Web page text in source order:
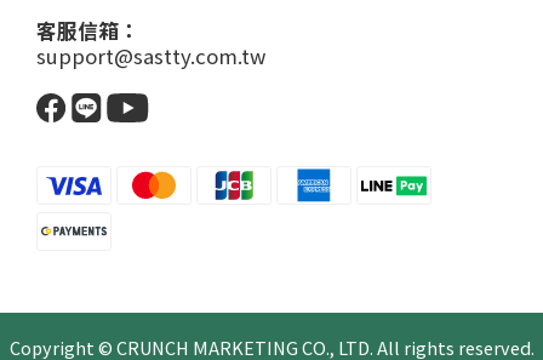
客服信箱：
support@sastty.com.tw
Copyright © CRUNCH MARKETING CO., LTD. All rights reserved.